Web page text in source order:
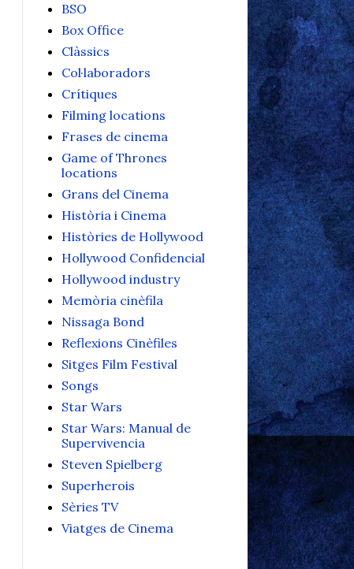
BSO
Box Office
Clàssics
Col·laboradors
Crítiques
Filming locations
Frases de cinema
Game of Thrones
locations
Grans del Cinema
Història i Cinema
Històries de Hollywood
Hollywood Confidencial
Hollywood industry
Memòria cinèfila
Nissaga Bond
Reflexions Cinèfiles
Sitges Film Festival
Songs
Star Wars
Star Wars: Manual de
Supervivencia
Steven Spielberg
Superherois
Sèries TV
Viatges de Cinema